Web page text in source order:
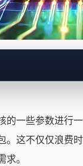
的一些参数进行
。这不仅仅浪费
求。